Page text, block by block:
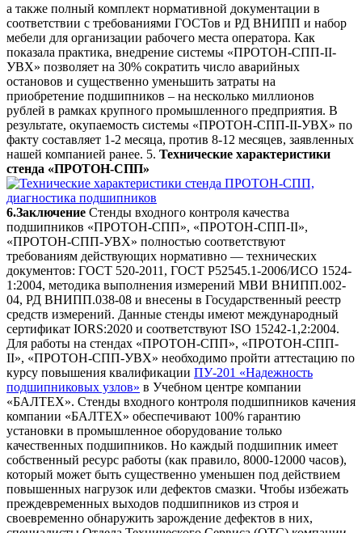
а также полный комплект нормативной документации в
соответствии с требованиями ГОСТов и РД ВНИПП и набор
мебели для организации рабочего места оператора. Как
показала практика, внедрение системы «ПРОТОН-СПП-II-
УВХ» позволяет на 30% сократить число аварийных
остановов и существенно уменьшить затраты на
приобретение подшипников – на несколько миллионов
рублей в рамках крупного промышленного предприятия. В
результате, окупаемость системы «ПРОТОН-СПП-II-УВХ» по
факту составляет 1-2 месяца, против 8-12 месяцев, заявленных
нашей компанией ранее. 5. Технические характеристики
стенда «ПРОТОН-СПП»
6.Заключение Стенды входного контроля качества
подшипников «ПРОТОН-СПП», «ПРОТОН-СПП-II»,
«ПРОТОН-СПП-УВХ» полностью соответствуют
требованиям действующих нормативно — технических
документов: ГОСТ 520-2011, ГОСТ Р52545.1-2006/ИСО 1524-
1:2004, методика выполнения измерений МВИ ВНИПП.002-
04, РД ВНИПП.038-08 и внесены в Государственный реестр
средств измерений. Данные стенды имеют международный
сертификат IORS:2020 и соответствуют ISO 15242-1,2:2004.
Для работы на стендах «ПРОТОН-СПП», «ПРОТОН-СПП-
II», «ПРОТОН-СПП-УВХ» необходимо пройти аттестацию по
курсу повышения квалификации ПУ-201 «Надежность
подшипниковых узлов» в Учебном центре компании
«БАЛТЕХ». Стенды входного контроля подшипников качения
компании «БАЛТЕХ» обеспечивают 100% гарантию
установки в промышленное оборудование только
качественных подшипников. Но каждый подшипник имеет
собственный ресурс работы (как правило, 8000-12000 часов),
который может быть существенно уменьшен под действием
повышенных нагрузок или дефектов смазки. Чтобы избежать
преждевременных выходов подшипников из строя и
своевременно обнаружить зарождение дефектов в них,